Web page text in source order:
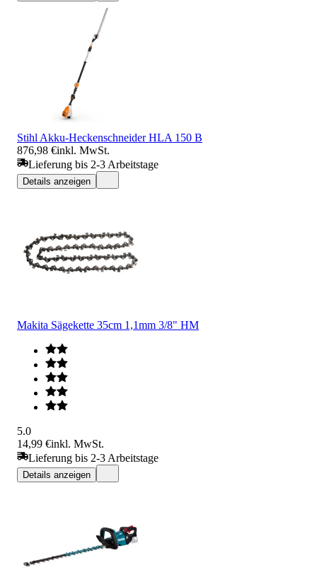
Stihl Akku-Heckenschneider HLA 150 B
876,98 €inkl. MwSt.
Lieferung bis 2-3 Arbeitstage
Details anzeigen
Makita Sägekette 35cm 1,1mm 3/8" HM
5.0
14,99 €inkl. MwSt.
Lieferung bis 2-3 Arbeitstage
Details anzeigen